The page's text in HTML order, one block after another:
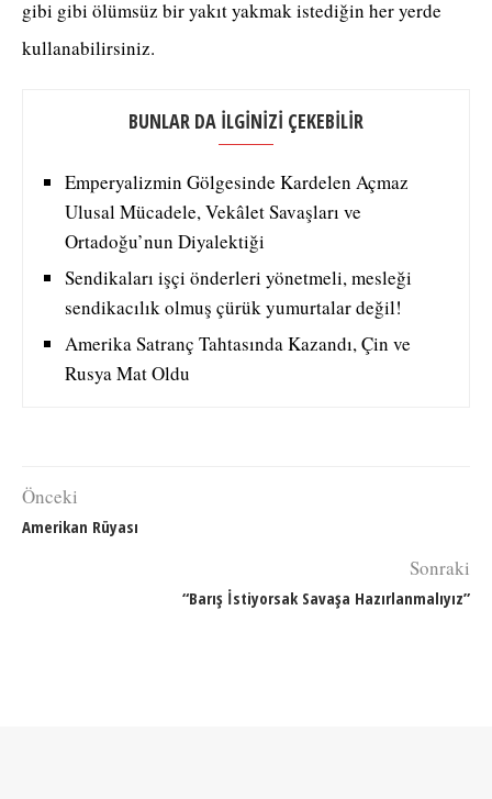
gibi gibi ölümsüz bir yakıt yakmak istediğin her yerde
kullanabilirsiniz.
BUNLAR DA İLGİNİZİ ÇEKEBİLİR
Emperyalizmin Gölgesinde Kardelen Açmaz
Ulusal Mücadele, Vekâlet Savaşları ve
Ortadoğu’nun Diyalektiği
Sendikaları işçi önderleri yönetmeli, mesleği
sendikacılık olmuş çürük yumurtalar değil!
Amerika Satranç Tahtasında Kazandı, Çin ve
Rusya Mat Oldu
Önceki
Amerikan Rüyası
Sonraki
“Barış İstiyorsak Savaşa Hazırlanmalıyız”